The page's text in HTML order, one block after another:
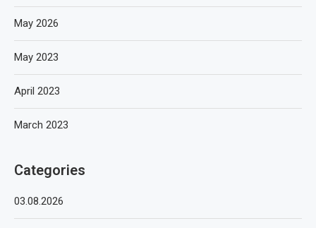
May 2026
May 2023
April 2023
March 2023
Categories
03.08.2026